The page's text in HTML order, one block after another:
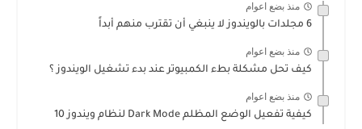
منذ بضع اعوام
6 مجلدات بالويندوز لا ينبغي أن تقترب منهم أبداً
منذ بضع اعوام
كيف تحل مشكلة بطء الكمبيوتر عند بدء تشغيل الويندوز ؟
منذ بضع اعوام
كيفية تفعيل الوضع المظلم Dark Mode لنظام ويندوز 10